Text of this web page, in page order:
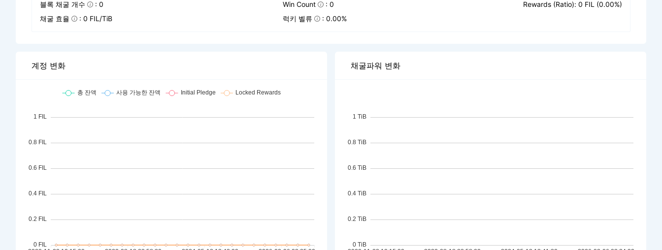
블록 채굴 개수
: 0 Win Count : 0
Rewards (Ratio): 0 FIL (0.00%)
채굴 효율
: 0 FIL/TiB 럭키 벨류 : 0.00%
계정 변화 채굴파워 변화